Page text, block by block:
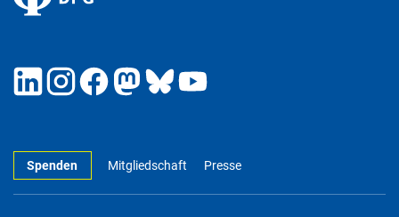
Spenden Mitgliedschaft Presse